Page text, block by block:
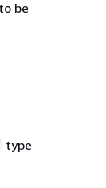
be
type